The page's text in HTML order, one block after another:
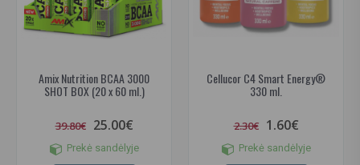
Amix Nutrition BCAA 3000
SHOT BOX (20 x 60 ml.)
39.80€ 25.00€
Prekė sandėlyje
Cellucor C4 Smart Energy®
330 ml.
2.30€ 1.60€
Prekė sandėlyje